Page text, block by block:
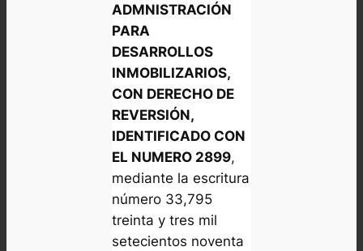
ADMNISTRACIÓN
PARA
DESARROLLOS
INMOBILIZARIOS,
CON DERECHO DE
REVERSIÓN,
IDENTIFICADO CON
EL NUMERO 2899,
mediante la escritura
número 33,795
treinta y tres mil
setecientos noventa